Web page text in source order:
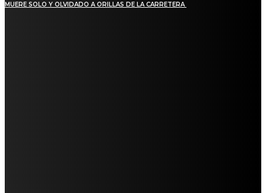
MUERE SOLO Y OLVIDADO A ORILLAS DE LA CARRETERA